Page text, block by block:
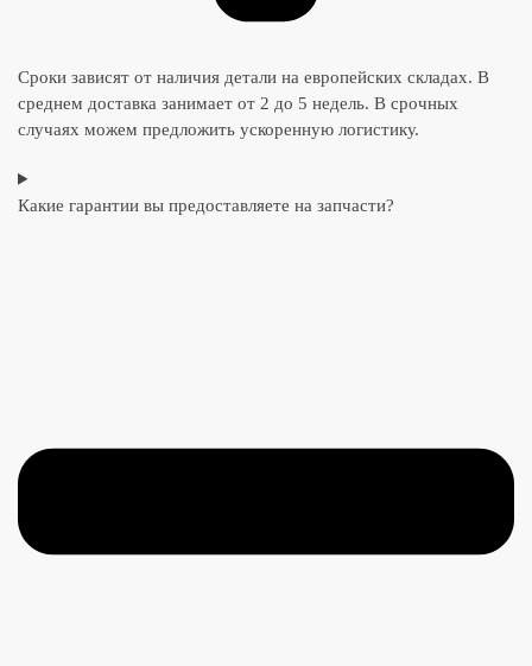
Сроки зависят от наличия детали на европейских складах. В
среднем доставка занимает от 2 до 5 недель. В срочных
случаях можем предложить ускоренную логистику.
Какие гарантии вы предоставляете на запчасти?